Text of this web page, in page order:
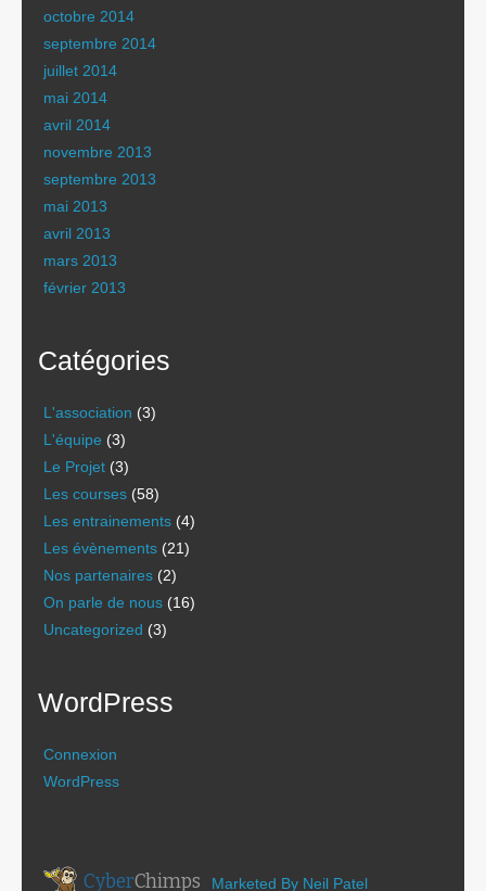
octobre 2014
septembre 2014
juillet 2014
mai 2014
avril 2014
novembre 2013
septembre 2013
mai 2013
avril 2013
mars 2013
février 2013
Catégories
L'association (3)
L'équipe (3)
Le Projet (3)
Les courses (58)
Les entrainements (4)
Les évènements (21)
Nos partenaires (2)
On parle de nous (16)
Uncategorized (3)
WordPress
Connexion
WordPress
CyberChimps Marketed By Neil Patel